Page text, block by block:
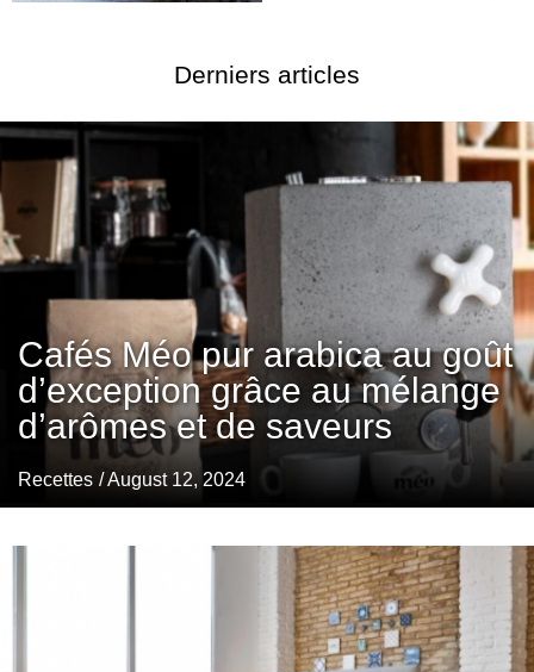
Derniers articles
Cafés Méo pur arabica au goût
d’exception grâce au mélange
d’arômes et de saveurs
Recettes / August 12, 2024